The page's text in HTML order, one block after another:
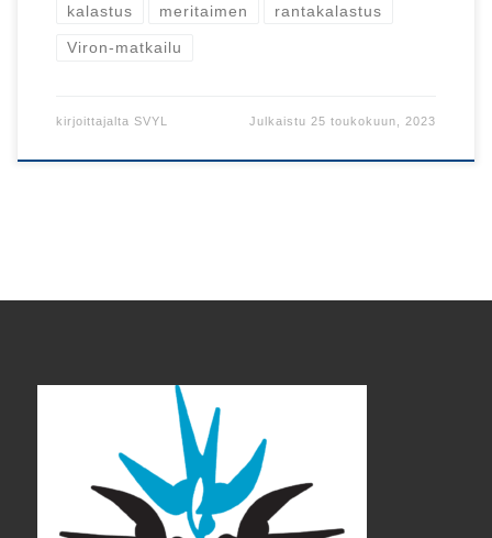
kalastus meritaimen rantakalastus
Viron-matkailu
kirjoittajalta SVYL Julkaistu 25 toukokuun, 2023